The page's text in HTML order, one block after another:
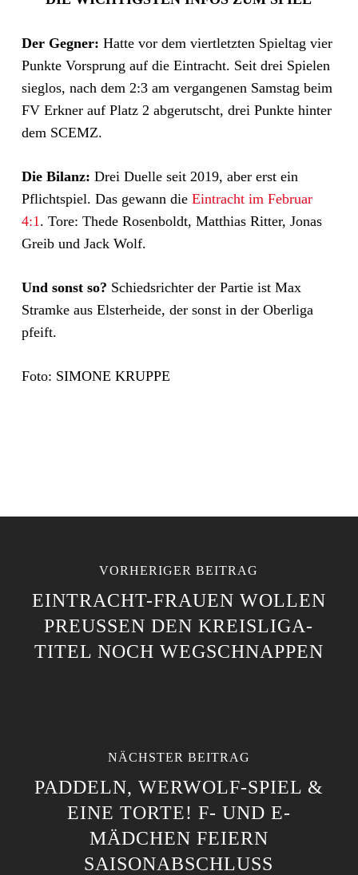
Der Gegner: Hatte vor dem viertletzten Spieltag vier
Punkte Vorsprung auf die Eintracht. Seit drei Spielen
sieglos, nach dem 2:3 am vergangenen Samstag beim
FV Erkner auf Platz 2 abgerutscht, drei Punkte hinter
dem SCEMZ.
Die Bilanz: Drei Duelle seit 2019, aber erst ein
Pflichtspiel. Das gewann die Eintracht im Februar
4:1. Tore: Thede Rosenboldt, Matthias Ritter, Jonas
Greib und Jack Wolf.
Und sonst so? Schiedsrichter der Partie ist Max
Stramke aus Elsterheide, der sonst in der Oberliga
pfeift.
Foto: SIMONE KRUPPE
VORHERIGER BEITRAG
EINTRACHT-FRAUEN WOLLEN
PREUSSEN DEN KREISLIGA-T
ITEL NOCH WEGSCHNAPPEN
NÄCHSTER BEITRAG
PADDELN, WERWOLF-SPIEL &
EINE TORTE! F- UND E-
MÄDCHEN FEIERN
SAISONABSCHLUSS